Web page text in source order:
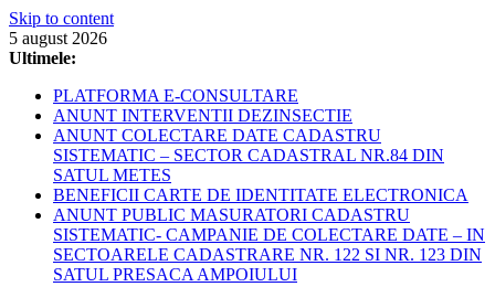
Skip to content
5 august 2026
Ultimele:
PLATFORMA E-CONSULTARE
ANUNT INTERVENTII DEZINSECTIE
ANUNT COLECTARE DATE CADASTRU
SISTEMATIC – SECTOR CADASTRAL NR.84 DIN
SATUL METES
BENEFICII CARTE DE IDENTITATE ELECTRONICA
ANUNT PUBLIC MASURATORI CADASTRU
SISTEMATIC- CAMPANIE DE COLECTARE DATE – IN
SECTOARELE CADASTRARE NR. 122 SI NR. 123 DIN
SATUL PRESACA AMPOIULUI